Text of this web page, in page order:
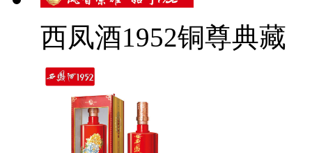
西凤酒1952铜尊典藏